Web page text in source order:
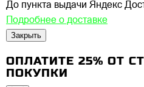
До пункта выдачи Яндекс
Подробнее о доставке
Закрыть
ОПЛАТИТЕ 25% ОТ
ПОКУПКИ